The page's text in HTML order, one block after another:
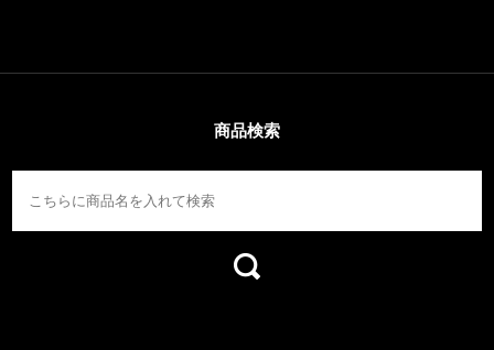
商品検索